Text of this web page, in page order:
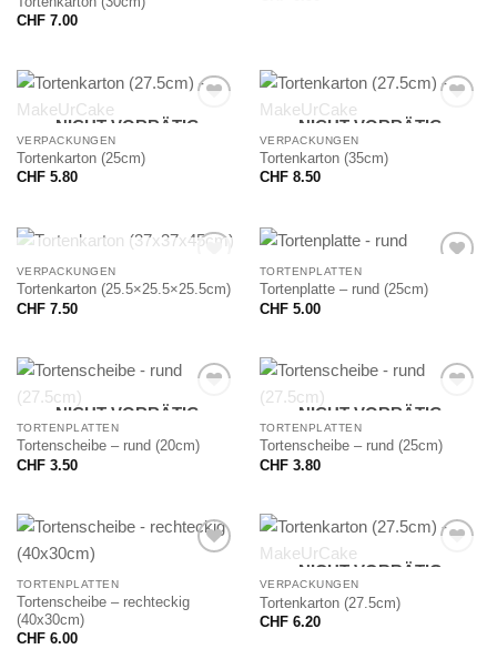
CHF7.00
NICHT VORRÄTIG
VERPACKUNGEN
Tortenkarton (25cm)
CHF5.80
NICHT VORRÄTIG
VERPACKUNGEN
Tortenkarton (35cm)
CHF8.50
NICHT VORRÄTIG
VERPACKUNGEN
Tortenkarton (25.5×25.5×25.5cm)
CHF7.50
TORTENPLATTEN
Tortenplatte – rund (25cm)
CHF5.00
NICHT VORRÄTIG
TORTENPLATTEN
Tortenscheibe – rund (20cm)
CHF3.50
NICHT VORRÄTIG
TORTENPLATTEN
Tortenscheibe – rund (25cm)
CHF3.80
TORTENPLATTEN
Tortenscheibe – rechteckig
(40x30cm)
CHF6.00
NICHT VORRÄTIG
VERPACKUNGEN
Tortenkarton (27.5cm)
CHF6.20